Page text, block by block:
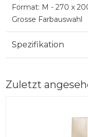
Format: M - 270 x
Grosse Farbauswahl
Spezifikation
Zuletzt